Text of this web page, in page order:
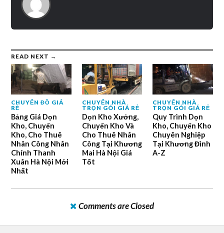
READ NEXT →
CHUYỂN ĐỒ GIÁ
RẺ
Bảng Giá Dọn
Kho, Chuyển
Kho, Cho Thuê
Nhân Công Nhân
Chính Thanh
Xuân Hà Nội Mới
Nhất
CHUYỂN NHÀ
TRỌN GÓI GIÁ RẺ
Dọn Kho Xưởng,
Chuyển Kho Và
Cho Thuê Nhân
Công Tại Khương
Mai Hà Nội Giá
Tốt
CHUYỂN NHÀ
TRỌN GÓI GIÁ RẺ
Quy Trình Dọn
Kho, Chuyển Kho
Chuyên Nghiệp
Tại Khương Đình
A-Z
Comments are Closed